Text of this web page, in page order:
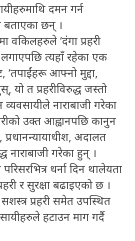
दमन गर्न
छन् ।
वकिलहरुले ‘दंगा प्रहरी
लगाएपछि त्यहाँ रहेका एक
‘तपाईंहरू आफ्नो मुद्दा,
यो त प्रहरीविरुद्ध जस्तो
नाराबाजी गरेका
उक्त आह्वानपछि कानुन
प्रधानन्यायाधीश, अदालत
नाराबाजी गरेका हुन् ।
धर्ना दिन थालेयता
र सुरक्षा बढाइएको छ ।
प्रहरी समेत उपस्थित
हटाउन माग गर्दै